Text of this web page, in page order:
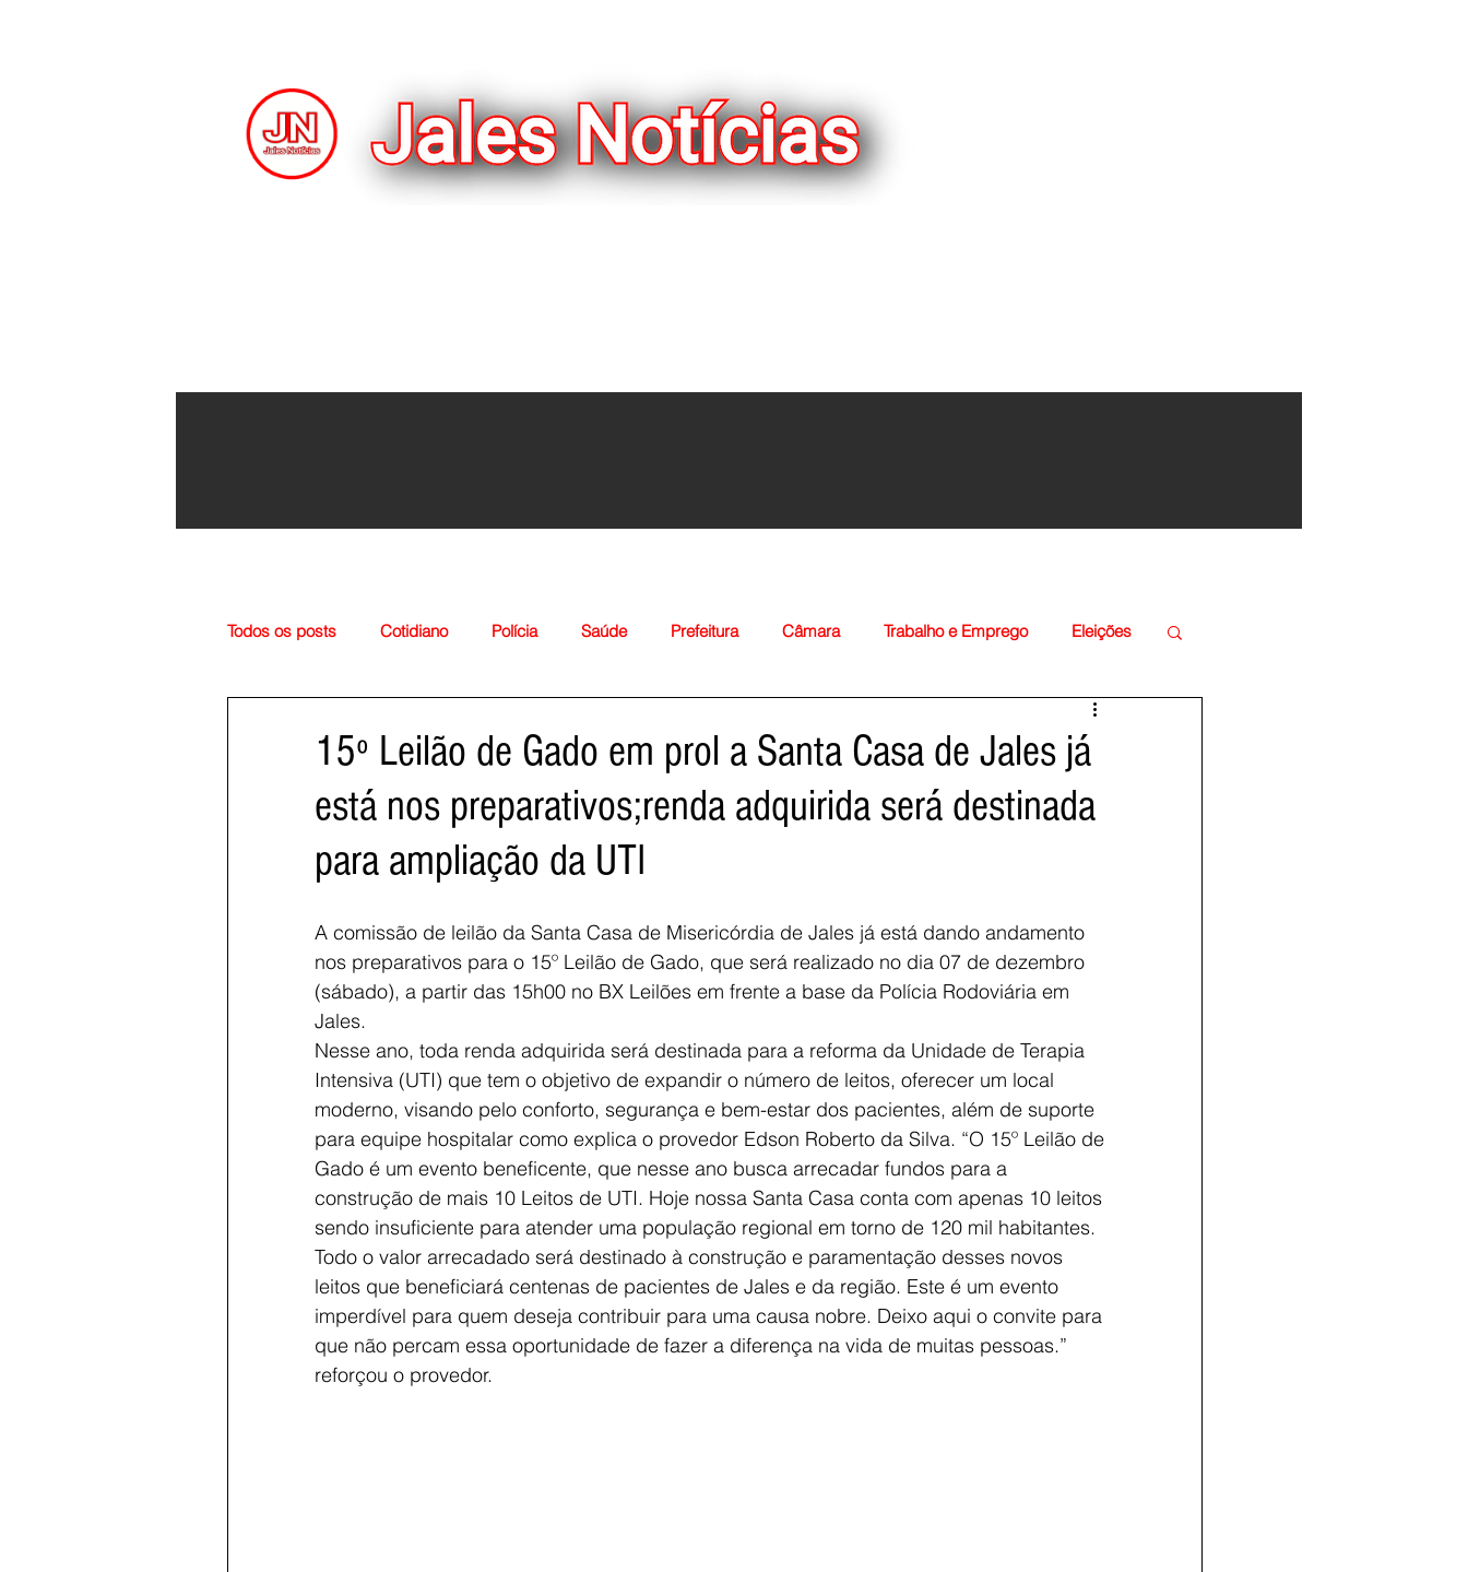
Voltar
Todos os posts Cotidiano Polícia Saúde Prefeitura Câmara Trabalho e Emprego Eleições
15º Leilão de Gado em prol a Santa Casa de Jales já
está nos preparativos;renda adquirida será destinada
para ampliação da UTI
A comissão de leilão da Santa Casa de Misericórdia de Jales já está dando andamento
nos preparativos para o 15º Leilão de Gado, que será realizado no dia 07 de dezembro
(sábado), a partir das 15h00 no BX Leilões em frente a base da Polícia Rodoviária em
Jales.
Nesse ano, toda renda adquirida será destinada para a reforma da Unidade de Terapia
Intensiva (UTI) que tem o objetivo de expandir o número de leitos, oferecer um local
moderno, visando pelo conforto, segurança e bem-estar dos pacientes, além de suporte
para equipe hospitalar como explica o provedor Edson Roberto da Silva. “O 15º Leilão de
Gado é um evento beneficente, que nesse ano busca arrecadar fundos para a
construção de mais 10 Leitos de UTI. Hoje nossa Santa Casa conta com apenas 10 leitos
sendo insuficiente para atender uma população regional em torno de 120 mil habitantes.
Todo o valor arrecadado será destinado à construção e paramentação desses novos
leitos que beneficiará centenas de pacientes de Jales e da região. Este é um evento
imperdível para quem deseja contribuir para uma causa nobre. Deixo aqui o convite para
que não percam essa oportunidade de fazer a diferença na vida de muitas pessoas.”
reforçou o provedor.